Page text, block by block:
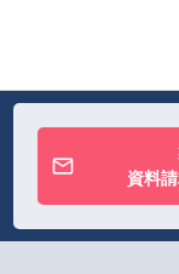
資料